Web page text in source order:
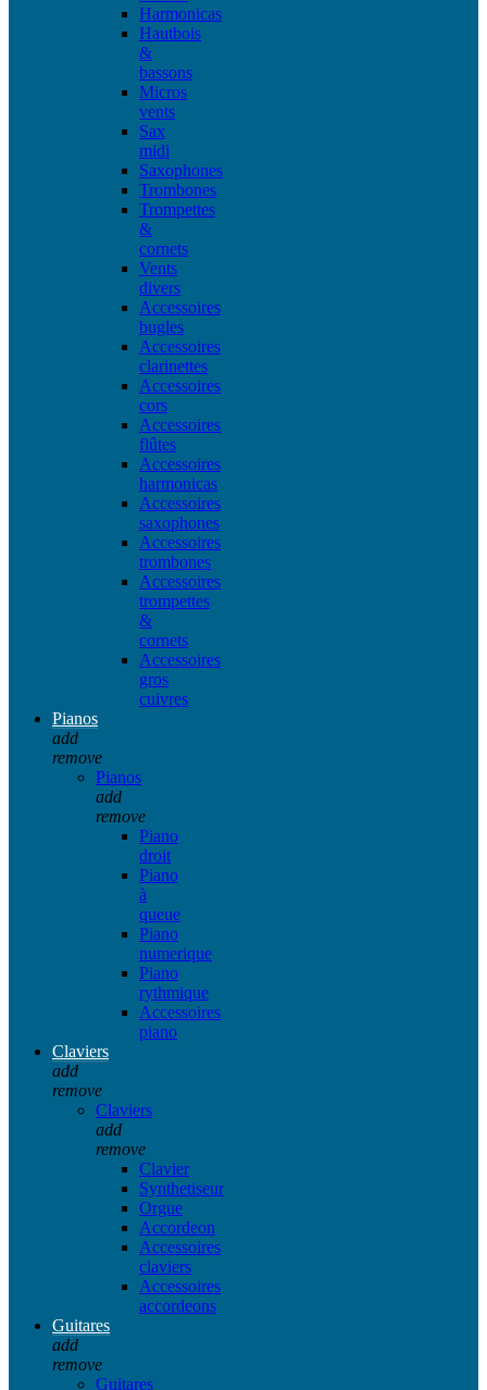
Harmonicas
Hautbois
&
bassons
Micros
vents
Sax
midi
Saxophones
Trombones
Trompettes
&
cornets
Vents
divers
Accessoires
bugles
Accessoires
clarinettes
Accessoires
cors
Accessoires
flûtes
Accessoires
harmonicas
Accessoires
saxophones
Accessoires
trombones
Accessoires
trompettes
&
cornets
Accessoires
gros
cuivres
Pianos
add
remove
Pianos
add
remove
Piano
droit
Piano
à
queue
Piano
numerique
Piano
rythmique
Accessoires
piano
Claviers
add
remove
Claviers
add
remove
Clavier
Synthetiseur
Orgue
Accordeon
Accessoires
claviers
Accessoires
accordeons
Guitares
add
remove
Guitares